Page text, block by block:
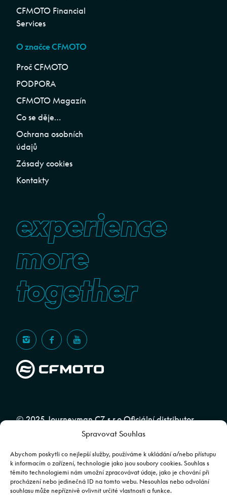
Spravovat Souhlas
Abychom poskytli co nejlepší služby, používáme k ukládání a/nebo přístupu
k informacím o zařízení, technologie jako jsou soubory cookies. Souhlas s
těmito technologiemi nám umožní zpracovávat údaje, jako je chování při
procházení nebo jedinečná ID na tomto webu. Nesouhlas nebo odvolání
souhlasu může nepříznivě ovlivnit určité vlastnosti a funkce.
CFMOTO Financial
Services
O značce CFMOTO
Proč CFMOTO
PODPORA
CFMOTO Magazín
Co se děje…
Ochrana osobních
údajů
Zásady cookies
Kontakty
experience
more
together
© 2025 Journeyman CZ s.r.o Oficiální distributor
značky CFMOTO pro ČR a SR | Web spravuje
Team
Fotografie mají pouze ilustrativní charakter. Výbava, barevné
kombinace apod. se mohou lišit. Pro upřesnění kontaktujte svého